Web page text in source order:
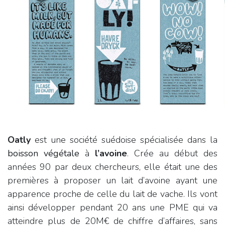
Oatly est une société suédoise spécialisée dans la
boisson végétale à l’avoine. Crée au début des
années 90 par deux chercheurs, elle était une des
premières à proposer un lait d’avoine ayant une
apparence proche de celle du lait de vache. Ils vont
ainsi développer pendant 20 ans une PME qui va
atteindre plus de 20M€ de chiffre d’affaires, sans